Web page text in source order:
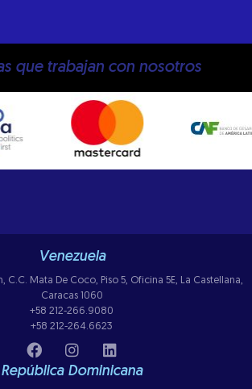
que trabajan con nosotros
Venezuela
C.C. Mata De Coco, Piso 5, Oficina 5E, La Castellana,
Caracas 1060
+58 212-266.9080
+58 212-264.6623
República Dominicana